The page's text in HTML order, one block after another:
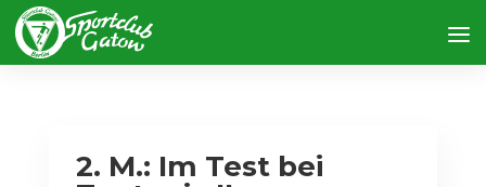
2. M.: Im Test bei